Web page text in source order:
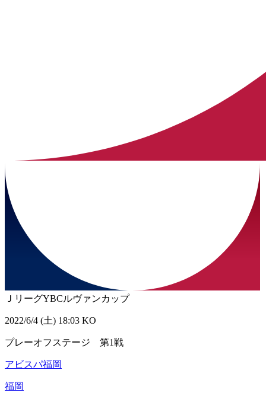
ＪリーグYBCルヴァンカップ
2022/6/4 (土) 18:03 KO
プレーオフステージ 第1戦
アビスパ福岡
福岡